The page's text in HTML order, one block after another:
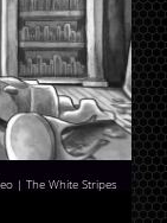
| The White Stripes